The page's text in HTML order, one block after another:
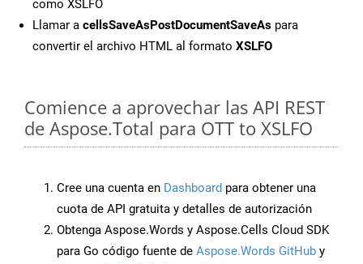
como XSLFO
Llamar a cellsSaveAsPostDocumentSaveAs para
convertir el archivo HTML al formato XSLFO
Comience a aprovechar las API REST
de Aspose.Total para OTT to XSLFO
Cree una cuenta en Dashboard para obtener una
cuota de API gratuita y detalles de autorización
Obtenga Aspose.Words y Aspose.Cells Cloud SDK
para Go código fuente de Aspose.Words GitHub y